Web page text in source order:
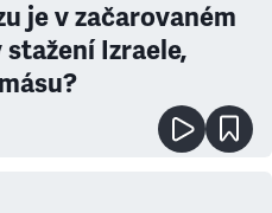
je v začarovaném
Izraele,